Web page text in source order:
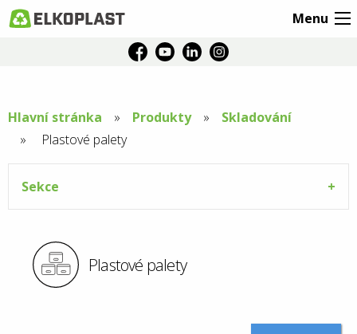
Menu
Hlavní stránka Produkty
Skladování
Aktuální
stránka:
Plastové palety
Sekce
Plastové palety